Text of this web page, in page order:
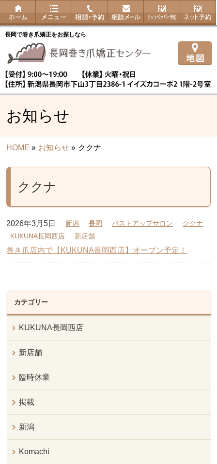
長岡で巻き爪矯正をお探しなら
お知らせ
HOME » お知らせ » ククナ
ククナ
2026年3月5日 新潟 長岡 バストアップサロン
ククナ
KUKUNA長岡西店
新店舗
巻き爪店内で【KUKUNA長岡西店】オープン予定！
カテゴリー
KUKUNA長岡西店
新店舗
臨時休業
掲載
新潟
Komachi